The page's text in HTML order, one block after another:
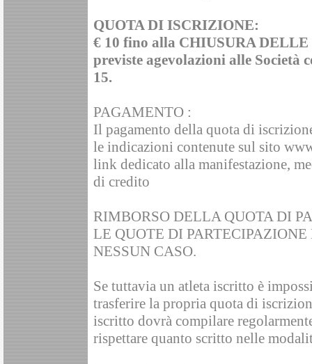
QUOTA DI ISCRIZIONE:
€ 10 fino alla CHIUSURA
previste agevolazioni alle
15.
PAGAMENTO :
Il pagamento della quota di
le indicazioni contenute sul sito
link dedicato alla manifestazione,
di credito
RIMBORSO DELLA QUOTA DI
LE QUOTE DI
NESSUN CASO.
Se tuttavia un atleta iscritto è
trasferire la propria quota di
iscritto dovrà compilare
rispettare quanto scritto nelle